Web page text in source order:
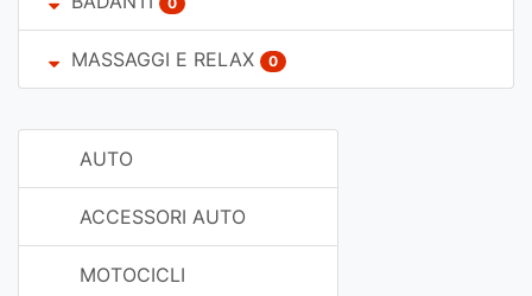
MASSAGGI E RELAX 0
AUTO
ACCESSORI AUTO
MOTOCICLI